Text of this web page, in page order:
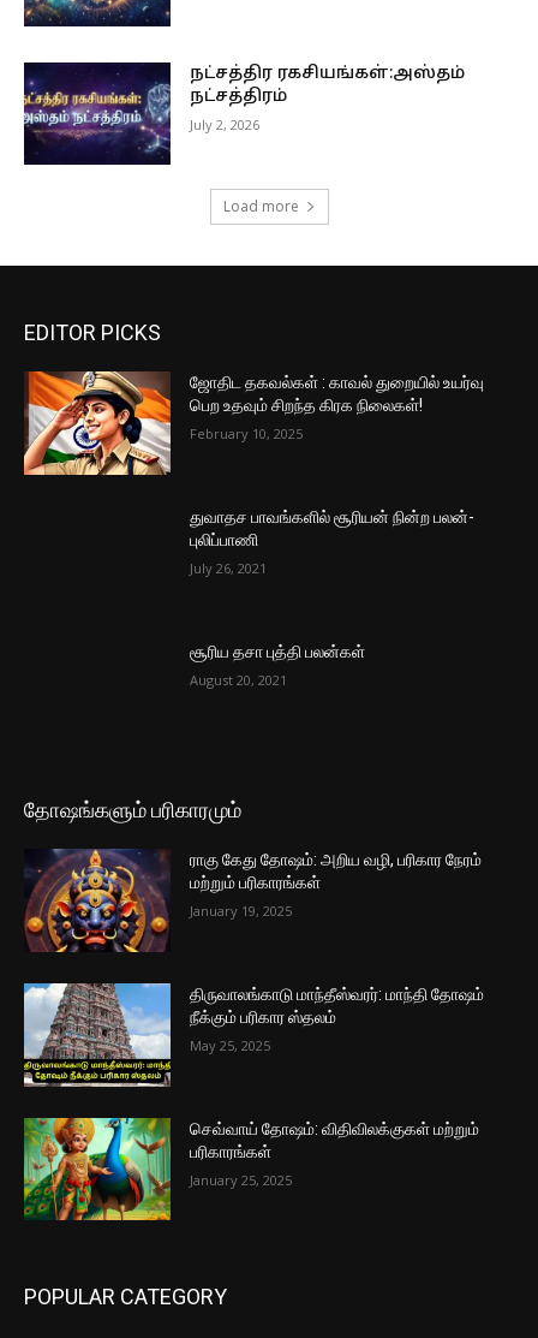
நட்சத்திர ரகசியங்கள்:அஸ்தம்
நட்சத்திரம்
July 2, 2026
Load more
EDITOR PICKS
ஜோதிட தகவல்கள் : காவல் துறையில் உயர்வு
பெற உதவும் சிறந்த கிரக நிலைகள்!
February 10, 2025
துவாதச பாவங்களில் சூரியன் நின்ற பலன்-
புலிப்பாணி
July 26, 2021
சூரிய தசா புத்தி பலன்கள்
August 20, 2021
தோஷங்களும் பரிகாரமும்
ராகு கேது தோஷம்: அறிய வழி, பரிகார நேரம்
மற்றும் பரிகாரங்கள்
January 19, 2025
திருவாலங்காடு மாந்தீஸ்வரர்: மாந்தி தோஷம்
நீக்கும் பரிகார ஸ்தலம்
May 25, 2025
செவ்வாய் தோஷம்: விதிவிலக்குகள் மற்றும்
பரிகாரங்கள்
January 25, 2025
POPULAR CATEGORY